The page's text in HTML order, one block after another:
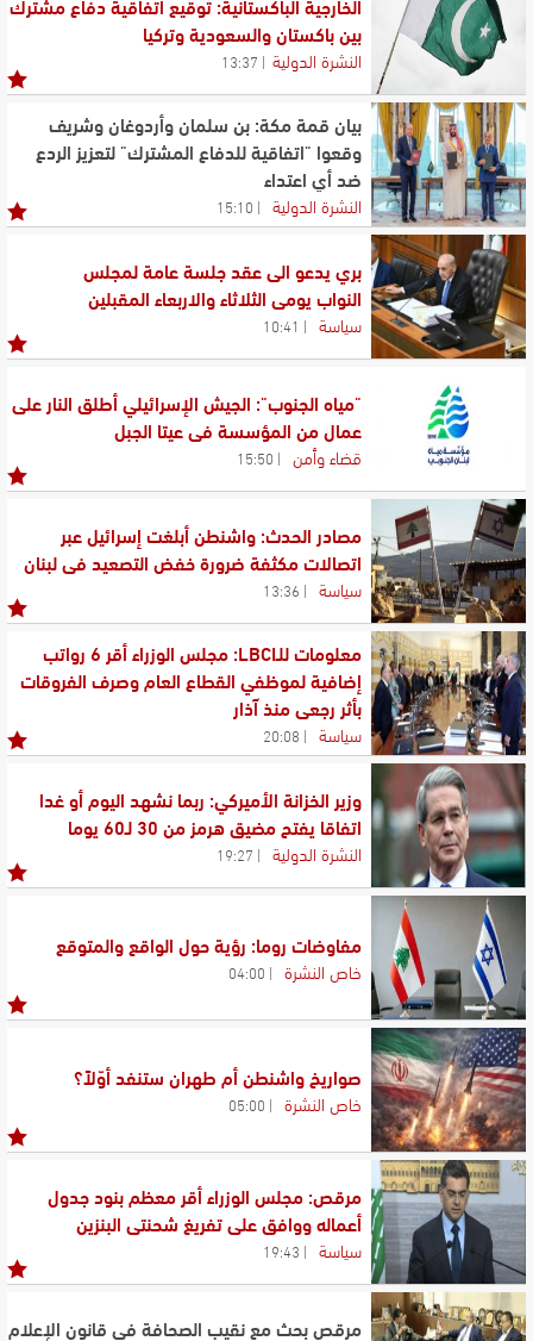
الخارجية الباكستانية: توقيع اتفاقية دفاع مشترك
بين باكستان والسعودية وتركيا
النشرة الدولية 13:37
بيان قمة مكة: بن سلمان وأردوغان وشريف
وقعوا "اتفاقية للدفاع المشترك" لتعزيز الردع
ضد أي اعتداء
النشرة الدولية 15:10
بري يدعو الى عقد جلسة عامة لمجلس
النواب يومي الثلاثاء والاربعاء المقبلين
سياسة 10:41
"مياه الجنوب": الجيش الإسرائيلي أطلق النار على
عمال من المؤسسة في عيتا الجبل
قضاء وأمن 15:50
مصادر الحدث: واشنطن أبلغت إسرائيل عبر
اتصالات مكثفة ضرورة خفض التصعيد في لبنان
سياسة 13:36
معلومات للـLBCI: مجلس الوزراء أقر 6 رواتب
إضافية لموظفي القطاع العام وصرف الفروقات
بأثر رجعي منذ آذار
سياسة 20:08
وزير الخزانة الأميركي: ربما نشهد اليوم أو غدا
اتفاقا يفتح مضيق هرمز من 30 لـ60 يوما
النشرة الدولية 19:27
مفاوضات روما: رؤية حول الواقع والمتوقع
خاص النشرة 04:00
صواريخ واشنطن أم طهران ستنفد أوّلاً؟
خاص النشرة 05:00
مرقص: مجلس الوزراء أقر معظم بنود جدول
أعماله ووافق على تفريغ شحنتي البنزين
سياسة 19:43
مرقص بحث مع نقيب الصحافة في قانون الإعلام